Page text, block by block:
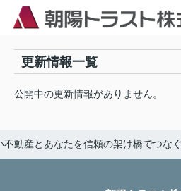
更新情報一覧
公開中の更新情報がありません。
不動産とあなたを信頼の架け橋でつな